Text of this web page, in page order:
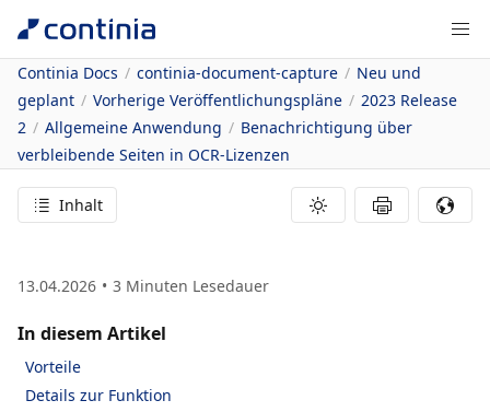
Continia Docs continia-document-capture
Neu und
geplant
Vorherige Veröffentlichungspläne
2023 Release
2
Allgemeine Anwendung
Benachrichtigung über
verbleibende Seiten in OCR-Lizenzen
Inhalt
13.04.2026 3 Minuten Lesedauer
In diesem Artikel
Vorteile
Details zur Funktion